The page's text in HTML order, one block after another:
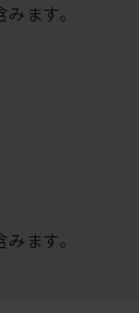
ます。
ます。